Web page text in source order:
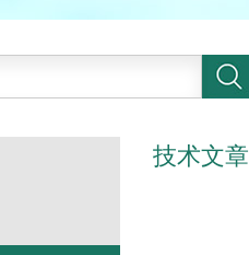
技术文章